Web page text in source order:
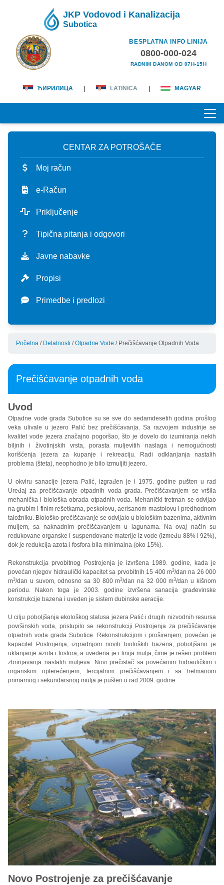
JKP Vodovod i Kanalizacija
Subotica
BESPLATNA INFO LINIJA
0800-000-024
RADNIM DANOM OD 07H-15H
ЋИРИЛИЦА LATINICA MAGYAR
POČETNA
O NAMA
lična karta
KORISNICI
cenovnik usluga
separat
DELATNOSTI
vodosnabdevanje
otpadne vode
UPRAVLJANJE
investicije
finansije
STANDARDI
integrisani menadžment sistem (ims)
CENTAR ZA POTROŠAČE
Moj račun
e-Račun
Priključenje
Tipična pitanja i odgovori
Javne nabavke
Propisi
Primedbe i predlozi
Početna / Delatnosti / Otpadne Vode / Prečišćavanje Otpadnih Voda
Prečišćavanje otpadnih voda
Uvod
Otpadne vode grada Subotice su se sve do sedamdesetih godina prošlog
veka ulivale u jezero Palić bez prečišćavanja. Sa razvojem industrije se
kvalitet vode jezera značajno pogoršao, što je dovelo do izumiranja nekih
biljnih i životinjskih vrsta, porasta muljevitih naslaga i nemogućnosti
korišćenja jezera za kupanje i rekreaciju. Radi odklanjanja nastalih
problema (šteta), neophodno je bilo izmuljiti jezero.
U okviru sanacije jezera Palić, izgrađen je i 1975. godine pušten u rad
Uređaj za prečišćavanje otpadnih voda grada. Prečišćavanjem se vršila
mehanička i biološka obrada otpadnih voda. Mehanički tretman se odvijao
na grubim i finim rešetkama, peskolovu, aerisanom mastolovu i predhodnom
taložniku. Biološko prečišćavanje se odvijalo u biološkim bazenima, aktivnim
muljem, sa naknadnim prečišćavanjem u lagunama. Na ovaj način su
redukovane organske i suspendovane materije iz vode (između 88% i 92%),
dok je redukcija azota i fosfora bila minimalna (oko 15%).
Rekonstrukcija prvobitnog Postrojenja je izvršena 1989. godine, kada je
povećan njegov hidraulički kapacitet sa prvobitnih 15 400 m3/dan na 26 000
m3/dan u suvom, odnosno sa 30 800 m3/dan na 32 000 m3/dan u kišnom
periodu. Nakon toga je 2003. godine izvršena sanacija građevinske
konstrukcije bazena i uveden je sistem dubinske aeracije.
U cilju poboljšanja ekološkog statusa jezera Palić i drugih nizvodnih resursa
površinskih voda, pristupilo se rekonstrukciji Postrojenja za prečišćavanje
otpadnih voda grada Subotice. Rekonstrukcijom i proširenjem, povećan je
kapacitet Postrojenja, izgradnjom novih bioloških bazena, poboljšano je
uklanjanje azota i fosfora, a uvedena je i linija mulja, čime je rešen problem
zbrinjavanja nastalih muljeva. Novi prečistač sa povećanim hidrauličkim i
organskim opterećenjem, tercijalnim prečišćavanjem i sa tretmanom
primarnog i sekundarsnog mulja je pušten u rad 2009. godine.
Novo Postrojenje za prečišćavanje